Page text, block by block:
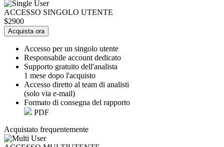
ACCESSO SINGOLO UTENTE
$2900
Acquista ora
Accesso per un singolo utente
Responsabile account dedicato
Supporto gratuito dell'analista
1 mese dopo l'acquisto
Accesso diretto al team di analisti
(solo via e-mail)
Formato di consegna del rapporto
PDF
Acquistato frequentemente